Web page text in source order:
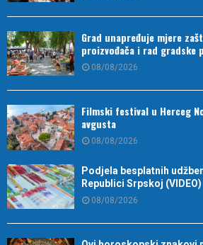
Grad unapređuje mjere
proizvođača i rad gradske
08/08/2026
Filmski festival u Herceg
avgusta
08/08/2026
Podjela besplatnih
Republici Srpskoj (VIDEO)
08/08/2026